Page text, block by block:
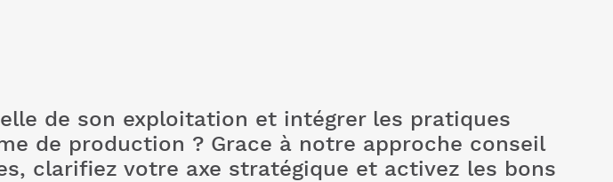
de son exploitation et intégrer les pratiques
de production ? Grace à notre approche conseil
clarifiez votre axe stratégique et activez les bons